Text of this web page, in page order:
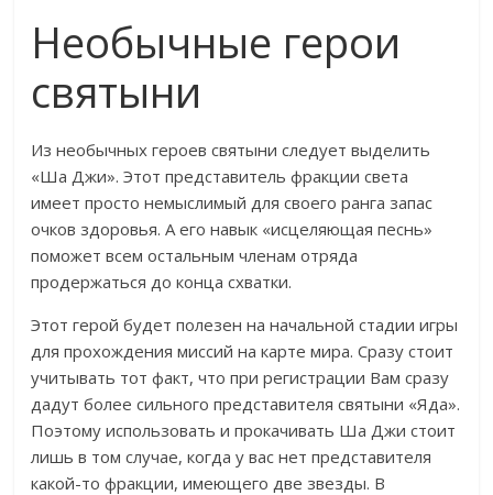
Необычные герои
святыни
Из необычных героев святыни следует выделить
«Ша Джи». Этот представитель фракции света
имеет просто немыслимый для своего ранга запас
очков здоровья. А его навык «исцеляющая песнь»
поможет всем остальным членам отряда
продержаться до конца схватки.
Этот герой будет полезен на начальной стадии игры
для прохождения миссий на карте мира. Сразу стоит
учитывать тот факт, что при регистрации Вам сразу
дадут более сильного представителя святыни «Яда».
Поэтому использовать и прокачивать Ша Джи стоит
лишь в том случае, когда у вас нет представителя
какой-то фракции, имеющего две звезды. В